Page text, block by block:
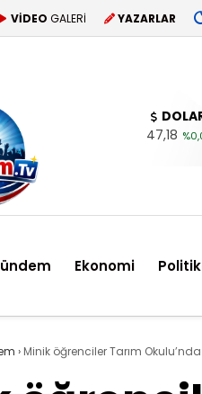
VİDEO GALERİ YAZARLAR
47,18
Ekonomi
› Minik öğrenciler Tarım